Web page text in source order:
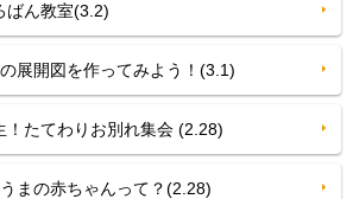
ん教室(3.2)
開図を作ってみよう！(3.1)
！たてわりお別れ集会 (2.28)
の赤ちゃんって？(2.28)